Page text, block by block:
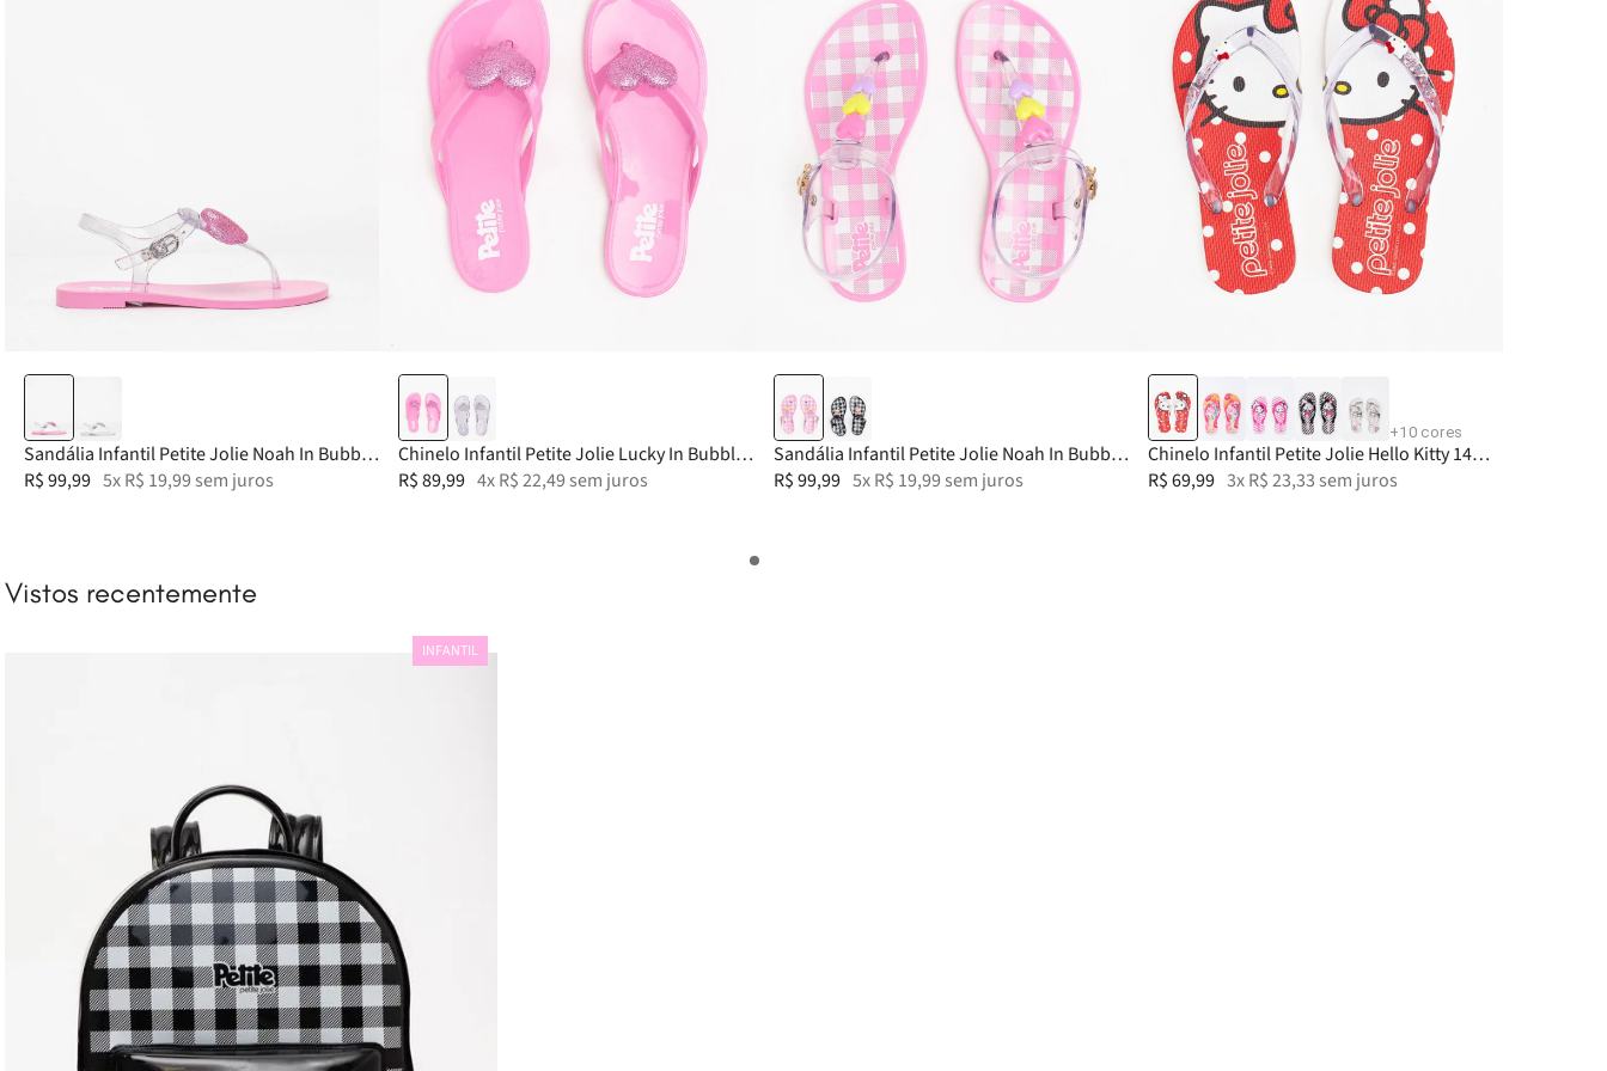
25 26 27
Sandália Infantil Petite Jolie Noah In Bubble
Pink PJ7693IN
R$99,99 5xR$ 19,99 sem juros
29
Chinelo Infantil Petite Jolie Lucky In Bubble
Pink PJ7691IN
R$89,99 4xR$22,49 sem juros
27
Sandália Infantil Petite Jolie Noah In Bubble
Pink PJ7686IN
R$99,99 5xR$ 19,99 sem juros
+10 cores
Chinelo Infantil Petite Jolie Hello Kitty 14
PJ7206INHK
R$69,99 3xR$23,33 sem juros
INFANTIL